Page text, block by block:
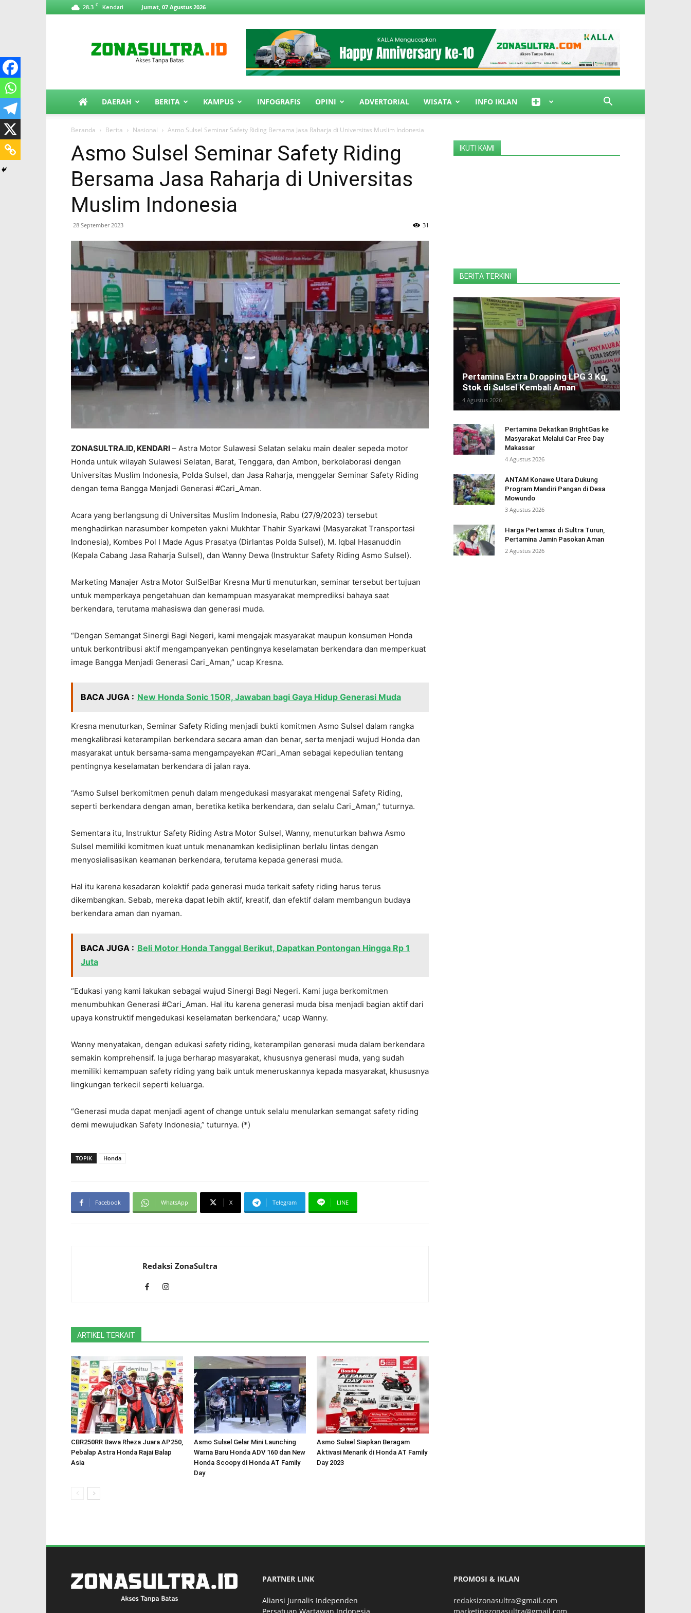
28.3 C Kendari Jumat, 07 Agustus 2026
DAERAH BERITA KAMPUS INFOGRAFIS OPINI ADVERTORIAL WISATA INFO IKLAN
Beranda Berita Nasional Asmo Sulsel Seminar Safety Riding Bersama Jasa Raharja di Universitas Muslim Indonesia
Asmo Sulsel Seminar Safety Riding
Bersama Jasa Raharja di Universitas
Muslim Indonesia
28 September 2023 31
ZONASULTRA.ID, KENDARI – Astra Motor Sulawesi Selatan selaku main dealer sepeda motor
Honda untuk wilayah Sulawesi Selatan, Barat, Tenggara, dan Ambon, berkolaborasi dengan
Universitas Muslim Indonesia, Polda Sulsel, dan Jasa Raharja, menggelar Seminar Safety Riding
dengan tema Bangga Menjadi Generasi #Cari_Aman.
Acara yang berlangsung di Universitas Muslim Indonesia, Rabu (27/9/2023) tersebut
menghadirkan narasumber kompeten yakni Mukhtar Thahir Syarkawi (Masyarakat Transportasi
Indonesia), Kombes Pol I Made Agus Prasatya (Dirlantas Polda Sulsel), M. Iqbal Hasanuddin
(Kepala Cabang Jasa Raharja Sulsel), dan Wanny Dewa (Instruktur Safety Riding Asmo Sulsel).
Marketing Manajer Astra Motor SulSelBar Kresna Murti menuturkan, seminar tersebut bertujuan
untuk memperkaya pengetahuan dan kemampuan masyarakat memprediksi bahaya saat
berkendara, terutama mahasiswa dan generasi muda.
“Dengan Semangat Sinergi Bagi Negeri, kami mengajak masyarakat maupun konsumen Honda
untuk berkontribusi aktif mengampanyekan pentingnya keselamatan berkendara dan memperkuat
image Bangga Menjadi Generasi Cari_Aman,” ucap Kresna.
BACA JUGA : New Honda Sonic 150R, Jawaban bagi Gaya Hidup Generasi Muda
Kresna menuturkan, Seminar Safety Riding menjadi bukti komitmen Asmo Sulsel dalam rangka
mengkalibrasi keterampilan berkendara secara aman dan benar, serta menjadi wujud Honda dan
masyarakat untuk bersama-sama mengampayekan #Cari_Aman sebagai kepedulian tentang
pentingnya keselamatan berkendara di jalan raya.
“Asmo Sulsel berkomitmen penuh dalam mengedukasi masyarakat mengenai Safety Riding,
seperti berkendara dengan aman, beretika ketika berkendara, dan selalu Cari_Aman,” tuturnya.
Sementara itu, Instruktur Safety Riding Astra Motor Sulsel, Wanny, menuturkan bahwa Asmo
Sulsel memiliki komitmen kuat untuk menanamkan kedisiplinan berlalu lintas dengan
menyosialisasikan keamanan berkendara, terutama kepada generasi muda.
Hal itu karena kesadaran kolektif pada generasi muda terkait safety riding harus terus
dikembangkan. Sebab, mereka dapat lebih aktif, kreatif, dan efektif dalam membangun budaya
berkendara aman dan nyaman.
BACA JUGA : Beli Motor Honda Tanggal Berikut, Dapatkan Pontongan Hingga Rp 1
Juta
“Edukasi yang kami lakukan sebagai wujud Sinergi Bagi Negeri. Kami juga berkomitmen
menumbuhkan Generasi #Cari_Aman. Hal itu karena generasi muda bisa menjadi bagian aktif dari
upaya konstruktif mengedukasi keselamatan berkendara,” ucap Wanny.
Wanny menyatakan, dengan edukasi safety riding, keterampilan generasi muda dalam berkendara
semakin komprehensif. Ia juga berharap masyarakat, khususnya generasi muda, yang sudah
memiliki kemampuan safety riding yang baik untuk meneruskannya kepada masyarakat, khususnya
lingkungan terkecil seperti keluarga.
“Generasi muda dapat menjadi agent of change untuk selalu menularkan semangat safety riding
demi mewujudkan Safety Indonesia,” tuturnya. (*)
TOPIK Honda
Facebook WhatsApp X Telegram LINE
Redaksi ZonaSultra
ARTIKEL TERKAIT
CBR250RR Bawa Rheza Juara AP250,
Pebalap Astra Honda Rajai Balap
Asia
Asmo Sulsel Gelar Mini Launching
Warna Baru Honda ADV 160 dan New
Honda Scoopy di Honda AT Family
Day
Asmo Sulsel Siapkan Beragam
Aktivasi Menarik di Honda AT Family
Day 2023
IKUTI KAMI
BERITA TERKINI
Pertamina Extra Dropping LPG 3 Kg,
Stok di Sulsel Kembali Aman
4 Agustus 2026
Pertamina Dekatkan BrightGas ke
Masyarakat Melalui Car Free Day
Makassar
4 Agustus 2026
ANTAM Konawe Utara Dukung
Program Mandiri Pangan di Desa
Mowundo
3 Agustus 2026
Harga Pertamax di Sultra Turun,
Pertamina Jamin Pasokan Aman
2 Agustus 2026
PARTNER LINK
Aliansi Jurnalis Independen
PROMOSI & IKLAN
redaksizonasultra@gmail.com